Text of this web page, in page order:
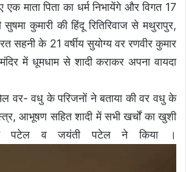
माता पिता का धर्म निभायेंगे और विगत 17
कुमारी की हिंदू रितिरिवाज से मथुरापुर,
सहनी के 21 वर्षीय सुयोग्य वर रणवीर कुमार
में धूमधाम से शादी कराकर अपना वायदा
वर- वधु के परिजनों ने बताया की वर वधु के
आभूषण सहित शादी में सभी खर्चों का खुशी